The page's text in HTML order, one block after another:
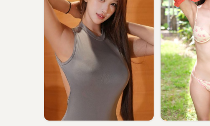
涌万
最
后
余
震
92
万